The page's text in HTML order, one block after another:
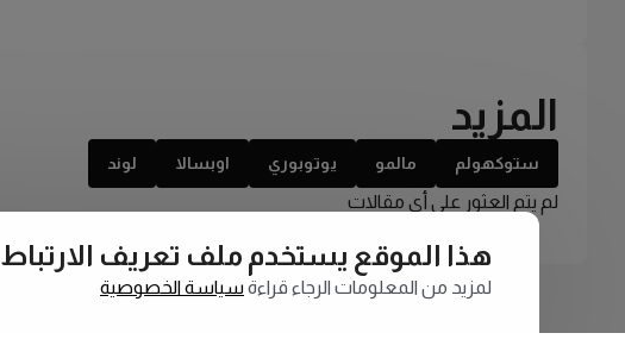
المزيد
ستوكهولم مالمو يوتوبوري اوبسالا لوند
لم يتم العثور على أي مقالات
هذا الموقع يستخدم ملف تعريف الارتباط Cookie
لمزيد من المعلومات الرجاء قراءة سياسة الخصوصية